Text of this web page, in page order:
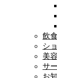
飲
シ
美
サ
お